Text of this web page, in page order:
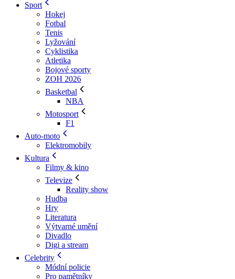
Sport
Hokej
Fotbal
Tenis
Lyžování
Cyklistika
Atletika
Bojové sporty
ZOH 2026
Basketbal
NBA
Motosport
F1
Auto-moto
Elektromobily
Kultura
Filmy & kino
Televize
Reality show
Hudba
Hry
Literatura
Výtvarné umění
Divadlo
Digi a stream
Celebrity
Módní policie
Pro pamětníky